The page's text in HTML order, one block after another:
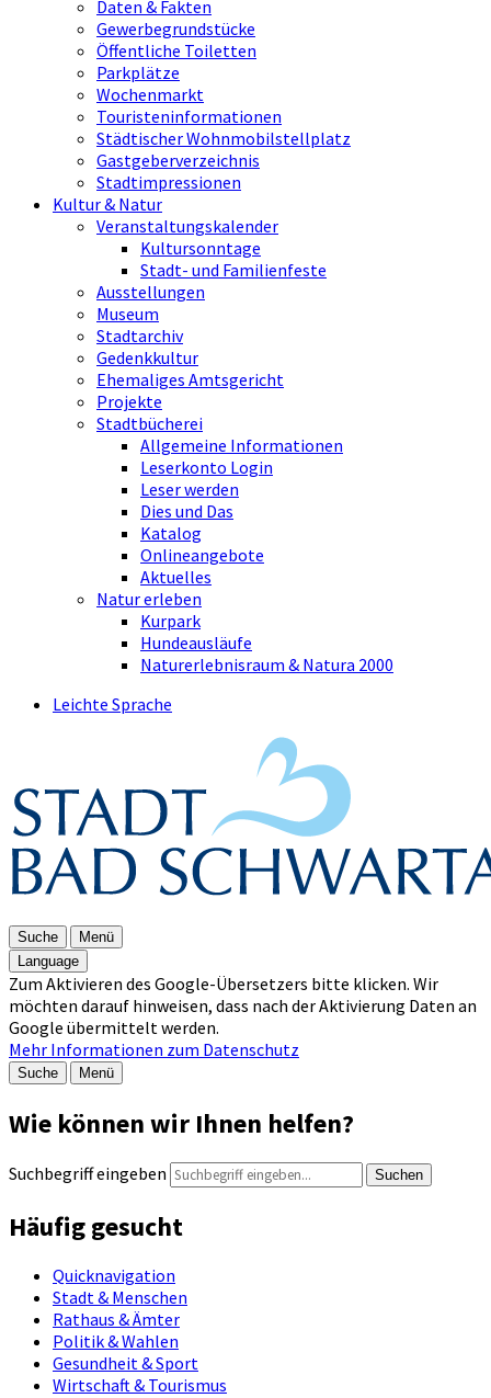
Daten & Fakten
Gewerbegrundstücke
Öffentliche Toiletten
Parkplätze
Wochenmarkt
Touristeninformationen
Städtischer Wohnmobilstellplatz
Gastgeberverzeichnis
Stadtimpressionen
Kultur & Natur
Veranstaltungskalender
Kultursonntage
Stadt- und Familienfeste
Ausstellungen
Museum
Stadtarchiv
Gedenkkultur
Ehemaliges Amtsgericht
Projekte
Stadtbücherei
Allgemeine Informationen
Leserkonto Login
Leser werden
Dies und Das
Katalog
Onlineangebote
Aktuelles
Natur erleben
Kurpark
Hundeausläufe
Naturerlebnisraum & Natura 2000
Leichte Sprache
Suche
Menü
Language
Zum Aktivieren des Google-Übersetzers bitte klicken. Wir
möchten darauf hinweisen, dass nach der Aktivierung Daten an
Google übermittelt werden.
Mehr Informationen zum Datenschutz
Suche Menü
Wie können wir Ihnen helfen?
Suchbegriff eingeben Suchen
Häufig gesucht
Quicknavigation
Stadt & Menschen
Rathaus & Ämter
Politik & Wahlen
Gesundheit & Sport
Wirtschaft & Tourismus